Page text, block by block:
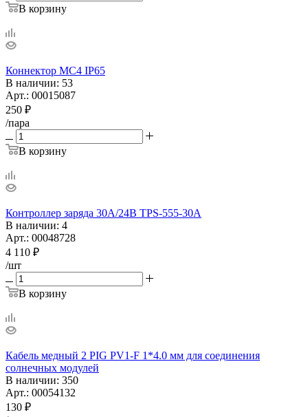
В корзину
Коннектор МС4 IP65
В наличии: 53
Арт.: 00015087
250 ₽
/пара
В корзину
Контроллер заряда 30А/24В TPS-555-30A
В наличии: 4
Арт.: 00048728
4 110 ₽
/шт
В корзину
Кабель медный 2 PIG PV1-F 1*4.0 мм для соединения
солнечных модулей
В наличии: 350
Арт.: 00054132
130 ₽